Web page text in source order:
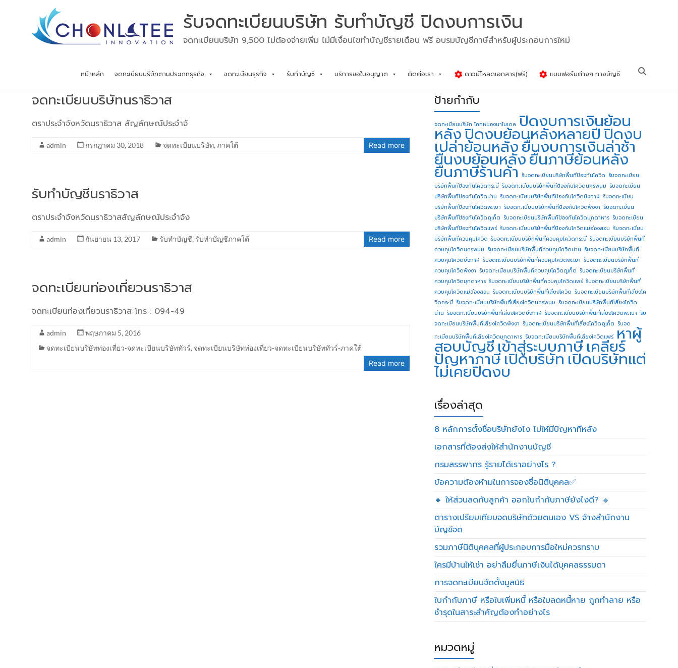
รับจดทะเบียนบริษัท รับทำบัญชี ปิดงบการเงิน
จดทะเบียนบริษัท 9,500 ไม่ต้องจ่ายเพิ่ม ไม่มีเงื่อนไขทำบัญชีรายเดือน ฟรี อบรมบัญชีภาษีสำหรับผู้ประกอบการใหม่
หน้าหลัก จดทะเบียนบริษัทตามประเภทธุรกิจ จดทะเบียนธุรกิจ รับทำบัญชี บริการขอใบอนุญาต ติดต่อเรา ดาวน์โหลดเอกสาร(ฟรี) แบบฟอร์มต่างๆ ทางบัญชี
จดทะเบียนบริษัทนราธิวาส
ตราประจำจังหวัดนราธิวาส สัญลักษณ์ประจำจั
admin กรกฎาคม 30, 2018 จดทะเบียนบริษัท, ภาคใต้ Read more
รับทำบัญชีนราธิวาส
ตราประจำจังหวัดนราธิวาสสัญลักษณ์ประจำจัง
admin กันยายน 13, 2017 รับทำบัญชี, รับทำบัญชีภาคใต้ Read more
จดทะเบียนท่องเที่ยวนราธิวาส
จดทะเบียนท่องเที่ยวนราธิวาส โทร : 094-49
admin
พฤษภาคม 5, 2016
จดทะเบียนบริษัทท่องเที่ยว-จดทะเบียนบริษัททัวร์, จดทะเบียนบริษัทท่องเที่ยว-จดทะเบียนบริษัททัวร์-ภาคใต้
Read more
ป้ายกำกับ
จดทะเบียนบริษัท โคกหนองนาโมเดล ปิดงบการเงินย้อน
หลังปิดงบย้อนหลังหลายปี ปิดงบ
เปล่าย้อนหลังยื่นงบการเงินล่าช้า
ยื่นงบย้อนหลังยื่นภาษีย้อนหลัง
ยื่นภาษีร้านค้า รับจดทะเบียนบริษัทพื้นทีป้องกันโควิด รับจดทะเบียน
บริษัทพื้นทีป้องกันโควิดกระบี่ รับจดทะเบียนบริษัทพื้นทีป้องกันโควิดนครพนม รับจดทะเบียน
บริษัทพื้นทีป้องกันโควิดน่าน รับจดทะเบียนบริษัทพื้นทีป้องกันโควิดบึงกาฬ รับจดทะเบียน
บริษัทพื้นทีป้องกันโควิดพะเยา รับจดทะเบียนบริษัทพื้นทีป้องกันโควิดพังงา รับจดทะเบียน
บริษัทพื้นทีป้องกันโควิดภูเก็ต รับจดทะเบียนบริษัทพื้นทีป้องกันโควิดมุกดาหาร รับจดทะเบียน
บริษัทพื้นทีป้องกันโควิดแพร่ รับจดทะเบียนบริษัทพื้นทีป้องกันโควิดแม่ฮ่องสอน รับจดทะเบียน
บริษัทพื้นที่ควบคุมโควิด รับจดทะเบียนบริษัทพื้นที่ควบคุมโควิดกระบี่ รับจดทะเบียนบริษัทพื้นที่
ควบคุมโควิดนครพนม รับจดทะเบียนบริษัทพื้นที่ควบคุมโควิดน่าน รับจดทะเบียนบริษัทพื้นที่
ควบคุมโควิดบึงกาฬ รับจดทะเบียนบริษัทพื้นที่ควบคุมโควิดพะเยา รับจดทะเบียนบริษัทพื้นที่
ควบคุมโควิดพังงา รับจดทะเบียนบริษัทพื้นที่ควบคุมโควิดภูเก็ต รับจดทะเบียนบริษัทพื้นที่
ควบคุมโควิดมุกดาหาร รับจดทะเบียนบริษัทพื้นที่ควบคุมโควิดแพร่ รับจดทะเบียนบริษัทพื้นที่
ควบคุมโควิดแม่ฮ่องสอน รับจดทะเบียนบริษัทพื้นที่เสี่ยงโควิด รับจดทะเบียนบริษัทพื้นที่เสี่ยงโค
วิดกระบี่ รับจดทะเบียนบริษัทพื้นที่เสี่ยงโควิดนครพนม รับจดทะเบียนบริษัทพื้นที่เสี่ยงโควิด
น่าน รับจดทะเบียนบริษัทพื้นที่เสี่ยงโควิดบึงกาฬ รับจดทะเบียนบริษัทพื้นที่เสี่ยงโควิดพะเยา รับ
จดทะเบียนบริษัทพื้นที่เสี่ยงโควิดพังงา รับจดทะเบียนบริษัทพื้นที่เสี่ยงโควิดภูเก็ต รับจด
ทะเบียนบริษัทพื้นที่เสี่ยงโควิดมุกดาหาร รับจดทะเบียนบริษัทพื้นที่เสี่ยงโควิดแพร่ หาผู้
สอบบัญชี เข้าสู่ระบบภาษี เคลียร์
ปัญหาภาษีเปิดบริษัทเปิดบริษัทแต่
ไม่เคยปิดงบ
เรื่องล่าสุด
8 หลักการตั้งชื่อบริษัทยังไง ไม่ให้มีปัญหาทีหลัง
เอกสารที่ต้องส่งให้สำนักงานบัญชี
กรมสรรพากร รู้รายได้เราอย่างไร ?
ข้อความต้องห้ามในการจองชื่อนิติบุคคล✅
🔸 ให้ส่วนลดกับลูกค้า ออกใบกำกับภาษียังไงดี? 🔸
ตารางเปรียบเทียบจดบริษัทด้วยตนเอง VS จ้างสำนักงาน
บัญชีจด
รวมภาษีนิติบุคคลที่ผู้ประกอบการมือใหม่ควรทราบ
ใครมีบ้านให้เช่า อย่าลืมยื่นภาษีเงินได้บุคคลธรรมดา
การจดทะเบียนจัดตั้งมูลนิธิ
ใบกำกับภาษี หรือใบเพิ่มหนี้ หรือใบลดหนี้หาย ถูกทำลาย หรือ
ชำรุดในสาระสำคัญต้องทำอย่างไร
หมวดหมู่